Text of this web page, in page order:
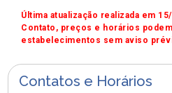
Última atualização realizada em
Contato, preços e horários
estabelecimentos sem aviso
Contatos e Horários